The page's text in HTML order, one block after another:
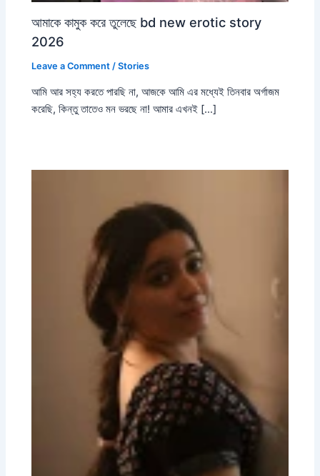
আমাকে কামুক করে তুলেছে bd new erotic story
2026
Leave a Comment /Stories
আমি আর সহ্য করতে পারছি না, আজকে আমি এর মধ্যেই তিনবার অর্গাজম
করেছি, কিন্তু তাতেও মন ভরছে না! আমার এখনই […]